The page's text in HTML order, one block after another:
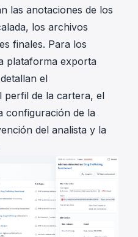
las anotaciones de los
los archivos
finales. Para los
plataforma exporta
el
perfil de la cartera, el
configuración de la
del analista y la